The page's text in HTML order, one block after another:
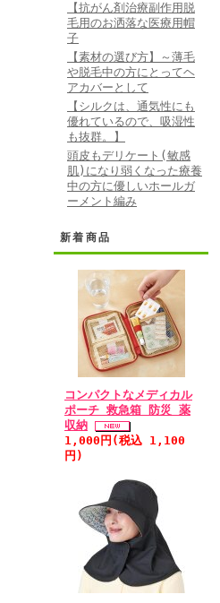
【抗がん剤治療副作用脱
毛用のお洒落な医療用帽
子
【素材の選び方】～薄毛
や脱毛中の方にとってヘ
アカバーとして
【シルクは、通気性にも
優れているので、吸湿性
も抜群。】
頭皮もデリケート(敏感
肌)になり弱くなった療養
中の方に優しいホールガ
ーメント編み
新着商品
コンパクトなメディカル
ポーチ 救急箱 防災 薬
収納
1,000円(税込 1,100
円)